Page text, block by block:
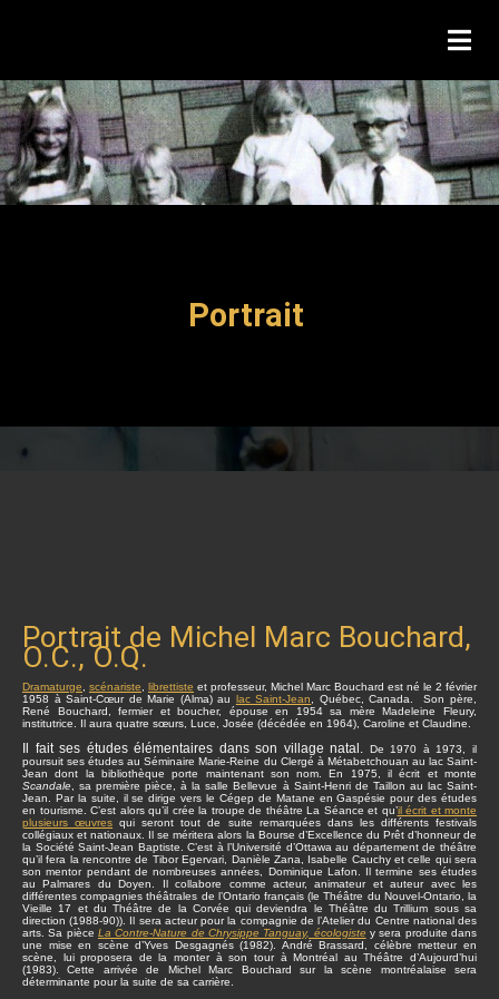
Portrait
Portrait de Michel Marc Bouchard,
O.C., O.Q.
Dramaturge scénariste librettiste et professeur, Michel Marc Bouchard est né le 2 février
1958 à Saint-Cœur de Marie (Alma) au lac Saint-Jean
, Québec, Canada. Son père,
René Bouchard, fermier et boucher, épouse en 1954 sa mère Madeleine Fleury,
institutrice. Il aura quatre sœurs, Luce, Josée (décédée en 1964), Caroline et Claudine.
Il fait ses études élémentaires dans son village natal.
De 1970 à 1973, il
poursuit ses études au Séminaire Marie-Reine du Clergé à Métabetchouan au lac Saint-
Jean dont la bibliothèque porte maintenant son nom. En 1975, il écrit et monte
Scandale , sa première pièce, à la salle Bellevue à Saint-Henri de Taillon au lac Saint-
Jean. Par la suite, il se dirige vers le Cégep de Matane en Gaspésie pour des études
en tourisme. C’est alors qu’il crée la troupe de théâtre La Séance et qu’il écrit et monte
plusieurs œuvres qui seront tout de suite remarquées dans les différents festivals
collégiaux et nationaux. Il se méritera alors la Bourse d’Excellence du Prêt d’honneur de
la Société Saint-Jean Baptiste. C’est à l’Université d’Ottawa au département de théâtre
qu’il fera la rencontre de Tibor Egervari, Danièle Zana, Isabelle Cauchy et celle qui sera
son mentor pendant de nombreuses années, Dominique Lafon. Il termine ses études
au Palmares du Doyen. Il collabore comme acteur, animateur et auteur avec les
différentes compagnies théâtrales de l’Ontario français (le Théâtre du Nouvel-Ontario, la
Vieille 17 et du Théâtre de la Corvée qui deviendra le Théâtre du Trillium sous sa
direction (1988-90)). Il sera acteur pour la compagnie de l’Atelier du Centre national des
arts. Sa pièce La Contre-Nature de Chrysippe Tanguay, écologiste y sera produite dans
une mise en scène d’Yves Desgagnés (1982). André Brassard, célèbre metteur en
scène, lui proposera de la monter à son tour à Montréal au Théâtre d’Aujourd’hui
(1983). Cette arrivée de Michel Marc Bouchard sur la scène montréalaise sera
déterminante pour la suite de sa carrière.